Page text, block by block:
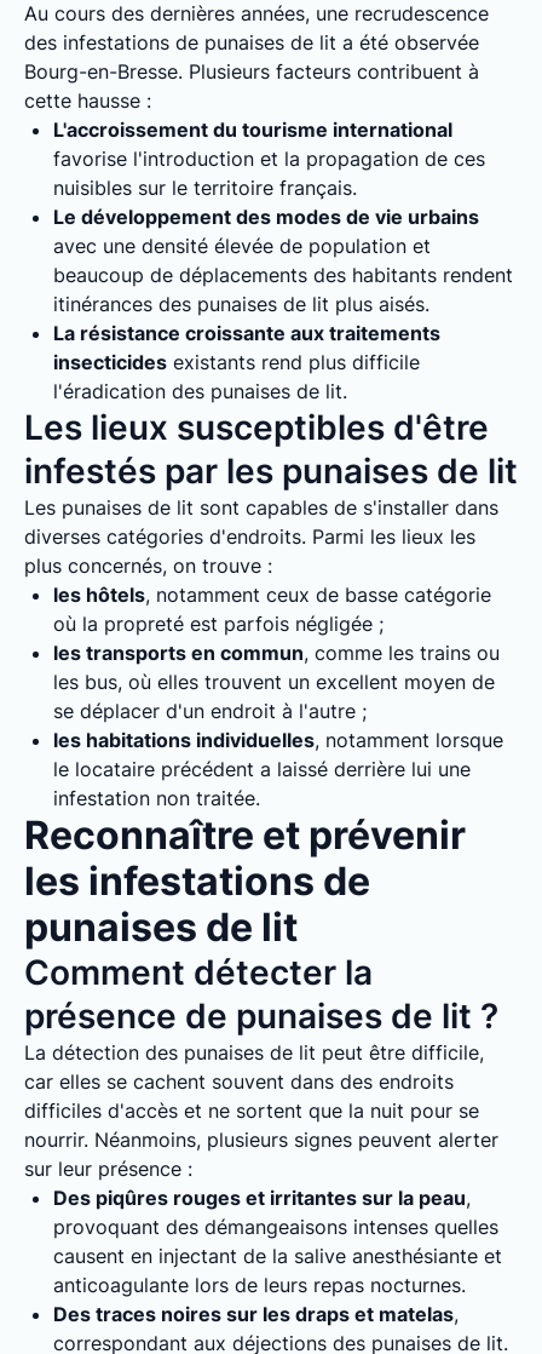
Au cours des dernières années, une recrudescence
des infestations de punaises de lit a été observée
Bourg-en-Bresse. Plusieurs facteurs contribuent à
cette hausse :
L'accroissement du tourisme international
favorise l'introduction et la propagation de ces
nuisibles sur le territoire français.
Le développement des modes de vie urbains
avec une densité élevée de population et
beaucoup de déplacements des habitants rendent
itinérances des punaises de lit plus aisés.
La résistance croissante aux traitements
insecticides existants rend plus difficile
l'éradication des punaises de lit.
Les lieux susceptibles d'être
infestés par les punaises de lit
Les punaises de lit sont capables de s'installer dans
diverses catégories d'endroits. Parmi les lieux les
plus concernés, on trouve :
les hôtels, notamment ceux de basse catégorie
où la propreté est parfois négligée ;
les transports en commun, comme les trains ou
les bus, où elles trouvent un excellent moyen de
se déplacer d'un endroit à l'autre ;
les habitations individuelles, notamment lorsque
le locataire précédent a laissé derrière lui une
infestation non traitée.
Reconnaître et prévenir
les infestations de
punaises de lit
Comment détecter la
présence de punaises de lit ?
La détection des punaises de lit peut être difficile,
car elles se cachent souvent dans des endroits
difficiles d'accès et ne sortent que la nuit pour se
nourrir. Néanmoins, plusieurs signes peuvent alerter
sur leur présence :
Des piqûres rouges et irritantes sur la peau,
provoquant des démangeaisons intenses quelles
causent en injectant de la salive anesthésiante et
anticoagulante lors de leurs repas nocturnes.
Des traces noires sur les draps et matelas,
correspondant aux déjections des punaises de lit.